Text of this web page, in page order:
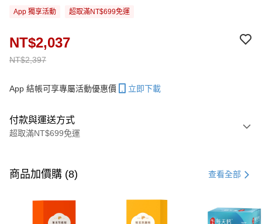
App 獨享活動 超取滿NT$699免運
NT$2,397
NT$2,037
App 結帳可享專屬活動優惠價 立即下載
付款與運送方式
超取滿NT$699免運
信用卡一次付款
商品加價購 (8) 查看全部